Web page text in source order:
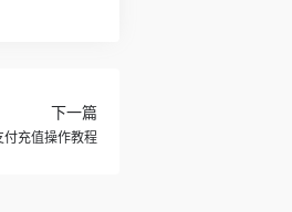
下一篇
充值操作教程